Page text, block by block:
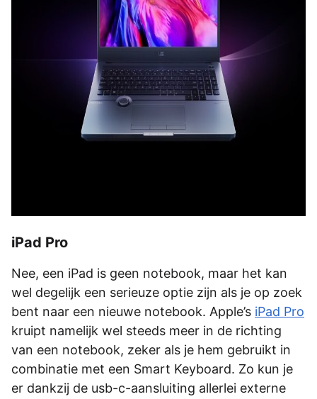
iPad Pro
Nee, een iPad is geen notebook, maar het kan
wel degelijk een serieuze optie zijn als je op zoek
bent naar een nieuwe notebook. Apple’s iPad Pro
kruipt namelijk wel steeds meer in de richting
van een notebook, zeker als je hem gebruikt in
combinatie met een Smart Keyboard. Zo kun je
er dankzij de usb-c-aansluiting allerlei externe